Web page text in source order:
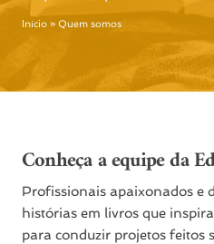
Início » Quem somos
Conheça a equipe da
Profissionais apaixonados e
histórias em livros que
para conduzir projetos feitos